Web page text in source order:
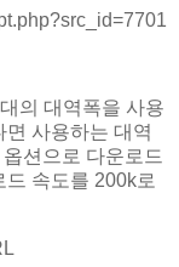
의 대역폭을 사용
사용하는 대역
옵션으로 다운로드
속도를 200k로